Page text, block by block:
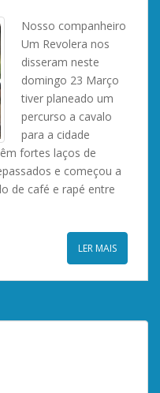
Nosso companheiro
Um Revolera nos
disseram neste
domingo 23 Março
tiver planeado um
percurso a cavalo
para a cidade
fortes laços de
​​e começou a
de café e rapé entre
LER MAIS